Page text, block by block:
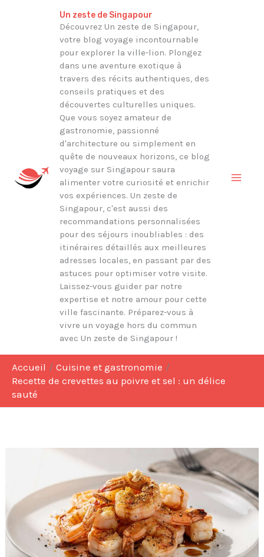
Un zeste de Singapour
Découvrez Un zeste de Singapour,
votre blog voyage incontournable
pour explorer la ville-lion. Plongez
dans une aventure exotique à
travers des récits authentiques, des
conseils pratiques et des
découvertes culturelles uniques.
Que vous soyez amateur de
gastronomie, passionné
d'architecture ou simplement en
quête de nouveaux horizons, ce blog
voyage sur Singapour saura
alimenter votre curiosité et enrichir
vos expériences. Un zeste de
Singapour, c'est aussi des
recommandations personnalisées
pour des séjours inoubliables : des
itinéraires détaillés aux meilleures
adresses locales, en passant par des
astuces pour optimiser votre visite.
Laissez-vous guider par notre
expertise et notre amour pour cette
ville fascinante. Préparez-vous à
vivre un voyage hors du commun
avec Un zeste de Singapour !
Accueil
Cuisine et gastronomie
Recette de crevettes au poivre et sel : un délice
sauté
Rechercher